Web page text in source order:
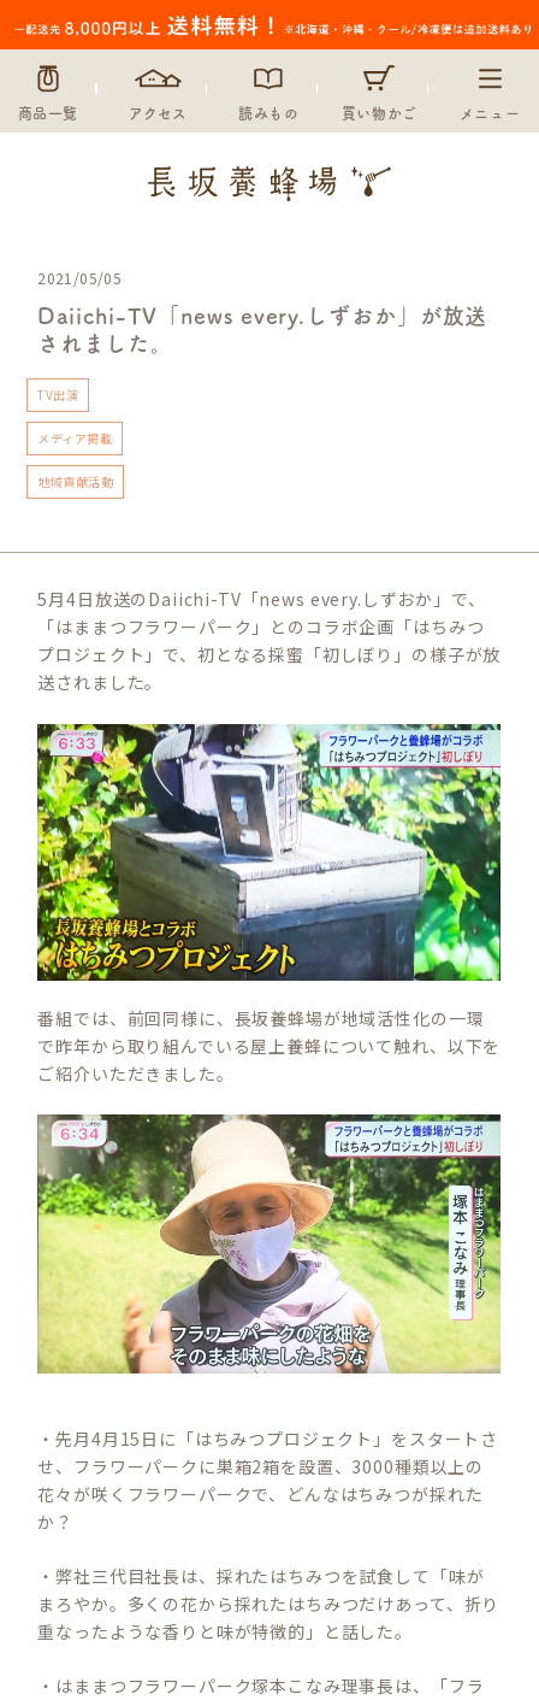
商品一覧 アクセス 読みもの 買い物かご メニュー
2021/05/05
Daiichi-TV「news every.しずおか」が放送
されました。
TV出演
メディア掲載
地域貢献活動
5月4日放送のDaiichi-TV「news every.しずおか」で、
「はままつフラワーパーク」とのコラボ企画「はちみつ
プロジェクト」で、初となる採蜜「初しぼり」の様子が放
送されました。
番組では、前回同様に、長坂養蜂場が地域活性化の一環
で昨年から取り組んでいる屋上養蜂について触れ、以下を
ご紹介いただきました。
・先月4月15日に「はちみつプロジェクト」をスタートさ
せ、フラワーパークに巣箱2箱を設置、3000種類以上の
花々が咲くフラワーパークで、どんなはちみつが採れた
か？
・弊社三代目社長は、採れたはちみつを試食して「味が
まろやか。多くの花から採れたはちみつだけあって、折り
重なったような香りと味が特徴的」と話した。
・はままつフラワーパーク塚本こなみ理事長は、「フラ